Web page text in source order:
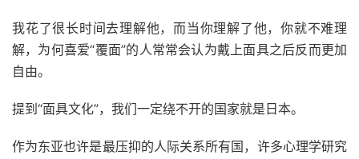
我花了很长时间去理解他，而当你理解了他，你就不难理
解，为何喜爱“覆面”的人常常会认为戴上面具之后反而更加
自由。
提到“面具文化”，我们一定绕不开的国家就是日本。
作为东亚也许是最压抑的人际关系所有国，许多心理学研究